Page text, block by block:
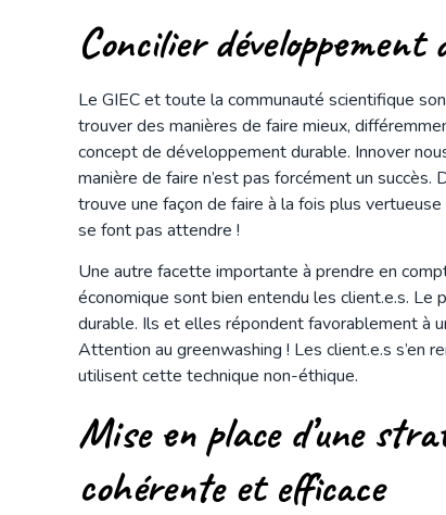
Concilier
Le GIEC et toute la communauté scientifique
trouver des manières de faire mieux,
concept de développement durable. Innover
manière de faire n’est pas forcément un
trouve une façon de faire à la fois plus
se font pas attendre !
Une autre facette importante à prendre en
économique sont bien entendu les client.e.s.
durable. Ils et elles répondent favorablement à
Attention au greenwashing ! Les client.e.s s’en
utilisent cette technique non-éthique.
Mise en place d’une
cohérenteet efficace